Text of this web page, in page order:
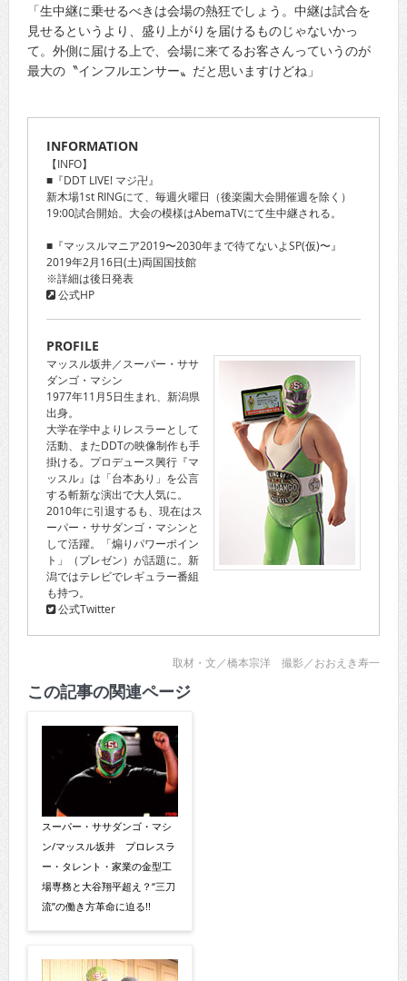
「生中継に乗せるべきは会場の熱狂でしょう。中継は試合を
見せるというより、盛り上がりを届けるものじゃないかっ
て。外側に届ける上で、会場に来てるお客さんっていうのが
最大の〝インフルエンサー〟だと思いますけどね」
INFORMATION
【INFO】
■『DDT LIVE! マジ卍』
新木場1st RINGにて、毎週火曜日（後楽園大会開催週を除く）
19:00試合開始。大会の模様はAbemaTVにて生中継される。
■『マッスルマニア2019〜2030年まで待てないよSP(仮)〜』
2019年2月16日(土)両国国技館
※詳細は後日発表
公式HP
PROFILE
マッスル坂井／スーパー・ササ
ダンゴ・マシン
1977年11月5日生まれ、新潟県
出身。
大学在学中よりレスラーとして
活動、またDDTの映像制作も手
掛ける。プロデュース興行『マ
ッスル』は「台本あり」を公言
する斬新な演出で大人気に。
2010年に引退するも、現在はス
ーパー・ササダンゴ・マシンと
して活躍。「煽りパワーポイン
ト」（プレゼン）が話題に。新
潟ではテレビでレギュラー番組
も持つ。
公式Twitter
取材・文／橋本宗洋 撮影／おおえき寿一
この記事の関連ページ
スーパー・ササダンゴ・マシ
ン/マッスル坂井 プロレスラ
ー・タレント・家業の金型工
場専務と大谷翔平超え？“三刀
流”の働き方革命に迫る!!